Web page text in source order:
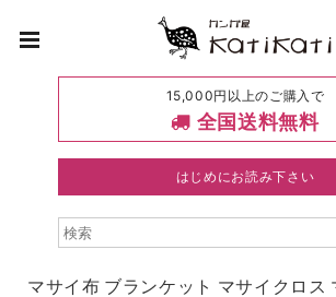
15,000円以上のご購入で
全国送料無料
はじめにお読み下さい
マサイ布 ブランケット マサイクロス